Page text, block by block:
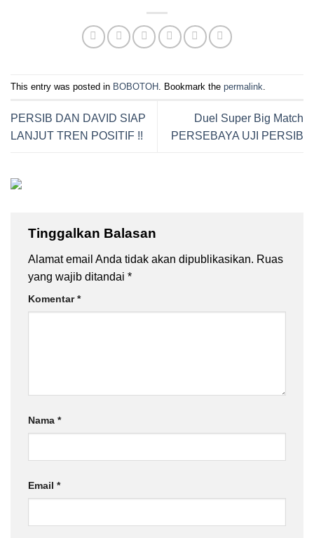
This entry was posted in BOBOTOH . Bookmark the permalink
PERSIB DAN DAVID SIAP
LANJUT TREN POSITIF !!
Duel Super Big Match
PERSEBAYA UJI PERSIB
Tinggalkan Balasan
Alamat email Anda tidak akan dipublikasikan. Ruas
yang wajib ditandai *
Komentar*
Nama *
Email *